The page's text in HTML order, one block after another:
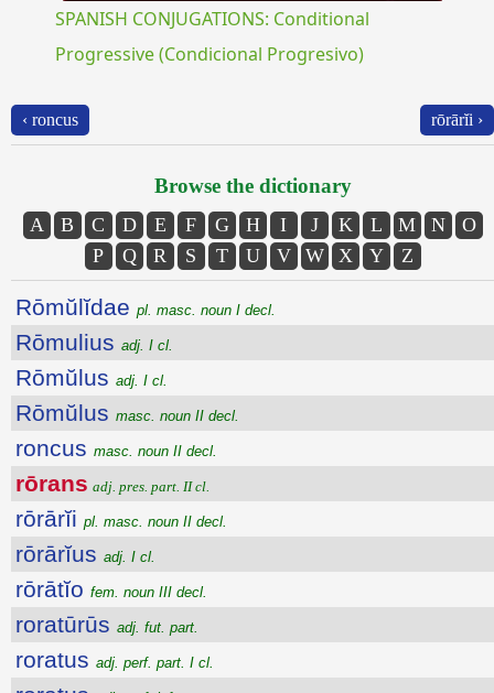
SPANISH CONJUGATIONS: Conditional
Progressive (Condicional Progresivo)
‹ roncus rōrārĭi ›
Browse the dictionary
A B C D E F G H I J K L M N
O
P
Q R S T U V W X Y Z
Rōmŭlĭdae pl. masc. noun I decl.
Rōmulius adj. I cl.
Rōmŭlus adj. I cl.
Rōmŭlus masc. noun II decl.
roncus masc. noun II decl.
rōrans adj. pres. part. II cl.
rōrārĭi pl. masc. noun II decl.
rōrārĭus adj. I cl.
rōrātĭo fem. noun III decl.
roratūrūs adj. fut. part.
roratus adj. perf. part. I cl.